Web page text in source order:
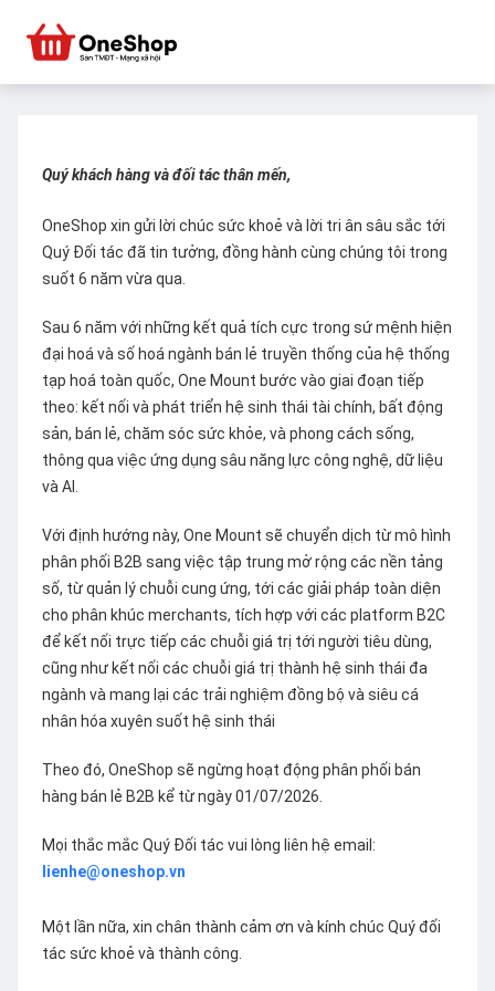
Quý khách hàng và đối tác thân mến,
OneShop xin gửi lời chúc sức khoẻ và lời tri ân sâu sắc tới
Quý Đối tác đã tin tưởng, đồng hành cùng chúng tôi trong
suốt 6 năm vừa qua.
Sau 6 năm với những kết quả tích cực trong sứ mệnh hiện
đại hoá và số hoá ngành bán lẻ truyền thống của hệ thống
tạp hoá toàn quốc, One Mount bước vào giai đoạn tiếp
theo: kết nối và phát triển hệ sinh thái tài chính, bất động
sản, bán lẻ, chăm sóc sức khỏe, và phong cách sống,
thông qua việc ứng dụng sâu năng lực công nghệ, dữ liệu
và AI.
Với định hướng này, One Mount sẽ chuyển dịch từ mô hình
phân phối B2B sang việc tập trung mở rộng các nền tảng
số, từ quản lý chuỗi cung ứng, tới các giải pháp toàn diện
cho phân khúc merchants, tích hợp với các platform B2C
để kết nối trực tiếp các chuỗi giá trị tới người tiêu dùng,
cũng như kết nối các chuỗi giá trị thành hệ sinh thái đa
ngành và mang lại các trải nghiệm đồng bộ và siêu cá
nhân hóa xuyên suốt hệ sinh thái
Theo đó, OneShop sẽ ngừng hoạt động phân phối bán
hàng bán lẻ B2B kể từ ngày 01/07/2026.
Mọi thắc mắc Quý Đối tác vui lòng liên hệ email:
lienhe@oneshop.vn
Một lần nữa, xin chân thành cảm ơn và kính chúc Quý đối
tác sức khoẻ và thành công.